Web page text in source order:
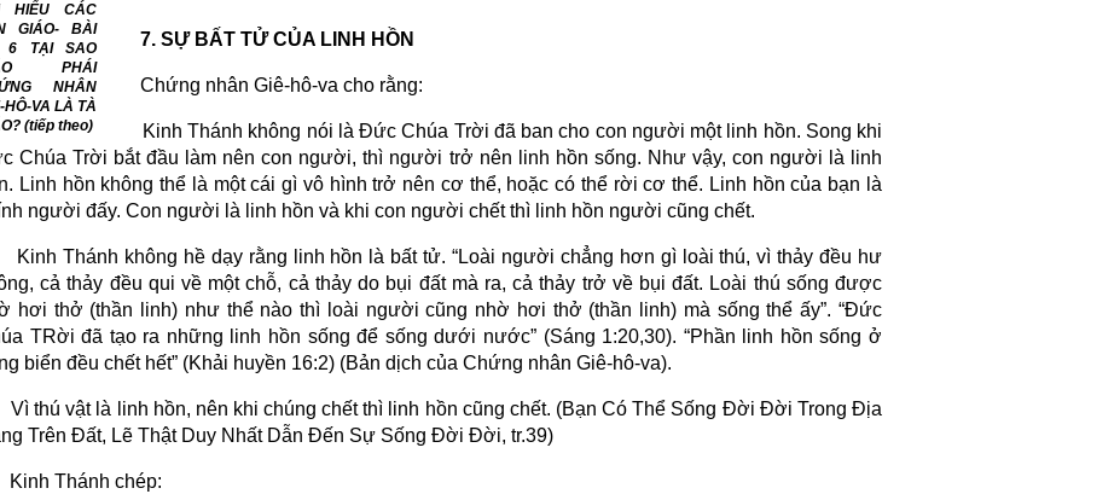
HIỂU CÁC
GIÁO- BÀI
6 TẠI SAO
PHÁI
NHÂN
HÔ-VA LÀ TÀ
(tiếp theo)
7. SỰ BẤT TỬ CỦA LINH HỒN
Chứng nhân Giê-hô-va cho rằng:
Kinh Thánh không nói là Đức Chúa Trời đã ban cho con người một linh hồn. Song khi
Chúa Trời bắt đầu làm nên con người, thì người trở nên linh hồn sống. Như vậy, con người là linh
Linh hồn không thể là một cái gì vô hình trở nên cơ thể, hoặc có thể rời cơ thể. Linh hồn của bạn là
người đấy. Con người là linh hồn và khi con người chết thì linh hồn người cũng chết.
Kinh Thánh không hề dạy rằng linh hồn là bất tử. “Loài người chẳng hơn gì loài thú, vì thảy đều hư
cả thảy đều qui về một chỗ, cả thảy do bụi đất mà ra, cả thảy trở về bụi đất. Loài thú sống được
hơi thở (thần linh) như thể nào thì loài người cũng nhờ hơi thở (thần linh) mà sống thể ấy”. “Đức
TRời đã tạo ra những linh hồn sống để sống dưới nước” (Sáng 1:20,30). “Phần linh hồn sống ở
biển đều chết hết” (Khải huyền 16:2) (Bản dịch của Chứng nhân Giê-hô-va).
Vì thú vật là linh hồn, nên khi chúng chết thì linh hồn cũng chết. (Bạn Có Thể Sống Đời Đời Trong Địa
Trên Đất, Lẽ Thật Duy Nhất Dẫn Đến Sự Sống Đời Đời, tr.39)
Kinh Thánh chép: